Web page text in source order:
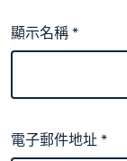
顯示名稱*
電子郵件地址*